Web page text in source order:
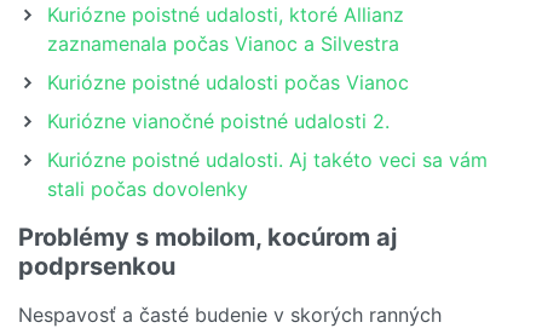
Kuriózne poistné udalosti, ktoré Allianz
zaznamenala počas Vianoc a Silvestra
Kuriózne poistné udalosti počas Vianoc
Kuriózne vianočné poistné udalosti 2.
Kuriózne poistné udalosti. Aj takéto veci sa vám
stali počas dovolenky
Problémy s mobilom, kocúrom aj
podprsenkou
Nespavosť a časté budenie v skorých ranných